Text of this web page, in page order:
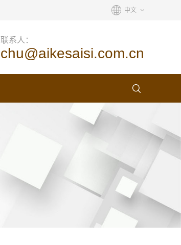
中文
联系人：
chu@aikesaisi.com.cn